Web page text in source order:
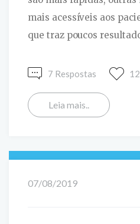
mais acessíveis aos
que traz poucos
7 Respostas
Leia mais..
07/08/2019